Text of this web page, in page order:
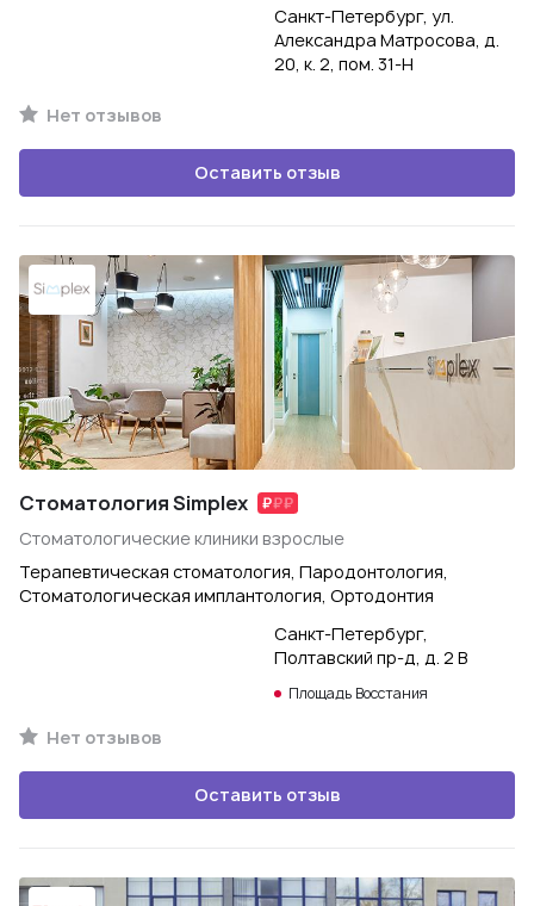
Санкт-Петербург, ул.
Александра Матросова, д.
20, к. 2, пом. 31-Н
Нет отзывов
Оставить отзыв
Стоматология Simplex
Стоматологические клиники взрослые
Терапевтическая стоматология, Пародонтология,
Стоматологическая имплантология, Ортодонтия
Санкт-Петербург,
Полтавский пр-д, д. 2 В
Площадь Восстания
Нет отзывов
Оставить отзыв